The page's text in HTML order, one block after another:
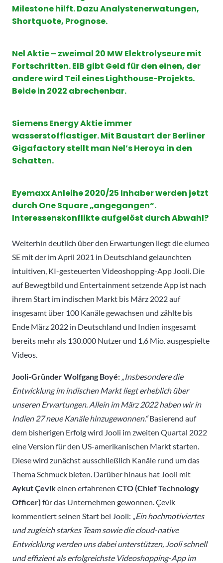
Milestone hilft. Dazu Analystenerwatungen,
Shortquote, Prognose.
Nel Aktie – zweimal 20 MW Elektrolyseure mit
Fortschritten. EIB gibt Geld für den einen, der
andere wird Teil eines Lighthouse-Projekts.
Beide in 2022 abrechenbar.
Siemens Energy Aktie immer
wasserstofflastiger. Mit Baustart der Berliner
Gigafactory stellt man Nel’s Heroya in den
Schatten.
Eyemaxx Anleihe 2020/25 Inhaber werden jetzt
durch One Square „angegangen“.
Interessenskonflikte aufgelöst durch Abwahl?
Weiterhin deutlich über den Erwartungen liegt die elumeo
SE mit der im April 2021 in Deutschland gelaunchten
intuitiven, KI-gesteuerten Videoshopping-App Jooli. Die
auf Bewegtbild und Entertainment setzende App ist nach
ihrem Start im indischen Markt bis März 2022 auf
insgesamt über 100 Kanäle gewachsen und zählte bis
Ende März 2022 in Deutschland und Indien insgesamt
bereits mehr als 130.000 Nutzer und 1,6 Mio. ausgespielte
Videos.
Jooli-Gründer Wolfgang Boyé: „Insbesondere die
Entwicklung im indischen Markt liegt erheblich über
unseren Erwartungen. Allein im März 2022 haben wir in
Indien 27 neue Kanäle hinzugewonnen.“Basierend auf
dem bisherigen Erfolg wird Jooli im zweiten Quartal 2022
eine Version für den US-amerikanischen Markt starten.
Diese wird zunächst ausschließlich Kanäle rund um das
Thema Schmuck bieten. Darüber hinaus hat Jooli mit
Aykut Çevikeinen erfahrenen CTO (Chief Technology
Officer) für das Unternehmen gewonnen. Çevik
kommentiert seinen Start bei Jooli: „Ein hochmotiviertes
und zugleich starkes Team sowie die cloud-native
Entwicklung werden uns dabei unterstützen, Jooli schnell
und effizient als erfolgreichste Videoshopping-App im